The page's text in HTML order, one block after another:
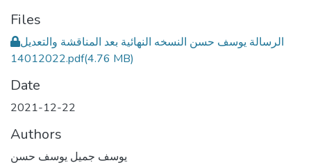
Files
الرسالة يوسف حسن النسخه النهائية بعد المناقشة والتعديل
14012022.pdf(4.76 MB)
Date
2021-12-22
Authors
يوسف جميل يوسف حسن